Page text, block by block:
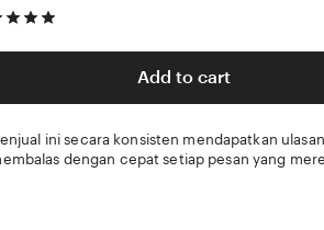
Add to cart
ini secara konsisten mendapatkan
dengan cepat setiap pesan yang